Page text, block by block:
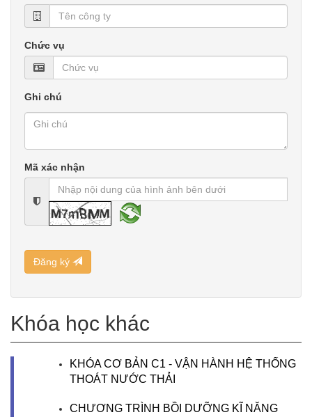
Chức vụ
Ghi chú
Mã xác nhận
Đăng ký
Khóa học khác
KHÓA CƠ BẢN C1 - VẬN HÀNH HỆ THỐNG
THOÁT NƯỚC THẢI
CHƯƠNG TRÌNH BỒI DƯỠNG KĨ NĂNG